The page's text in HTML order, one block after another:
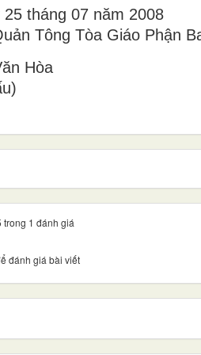
tháng 07 năm 2008
Tông Tòa Giáo Phận
Hòa
trong 1 đánh giá
đánh giá bài viết